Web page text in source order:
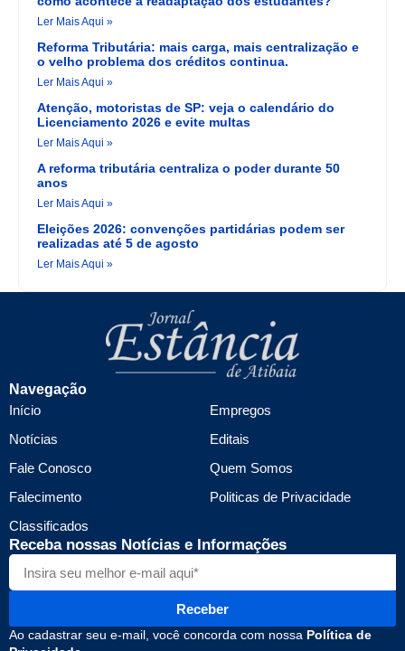
Ler Mais Aqui »
Reforma Tributária: mais carga, mais centralização e
o velho problema dos créditos continua.
Ler Mais Aqui »
Atenção, motoristas de SP: veja o calendário do
Licenciamento 2026 e evite multas
Ler Mais Aqui »
A reforma tributária centraliza o poder durante 50
anos
Ler Mais Aqui »
Eleições 2026: convenções partidárias podem ser
realizadas até 5 de agosto
Ler Mais Aqui »
Navegação
Início
Notícias
Fale Conosco
Falecimento
Classificados
Empregos
Editais
Quem Somos
Politicas de Privacidade
Receba nossas Notícias e Informações
Receber
Ao cadastrar seu e-mail, você concorda com nossa Política de